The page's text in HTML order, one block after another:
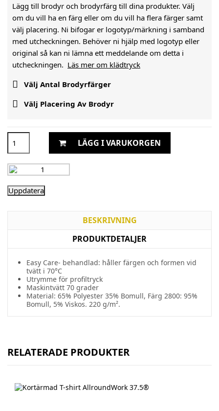
Lägg till brodyr och brodyrfärg till dina produkter. Välj
om du vill ha en färg eller om du vill ha flera färger samt
välj placering. Ni bifogar er logotyp/märkning i samband
med utcheckningen. Behöver ni hjälp med logotyp eller
original så kan ni lämna ett meddelande om detta i
utcheckningen. Läs mer om klädtryck
 Välj Antal Brodyrfärger
 Välj Placering Av Brodyr
LÄGG I VARUKORGEN
BESKRIVNING
PRODUKTDETALJER
Easy Care- behandlad: håller färgen och formen vid
tvätt i 70°C
Utrymme för profiltryck
Maskintvätt 70 grader
Material: 65% Polyester 35% Bomull, Färg 2800: 95%
Bomull, 5% Viskos. 220 g/m².
RELATERADE PRODUKTER